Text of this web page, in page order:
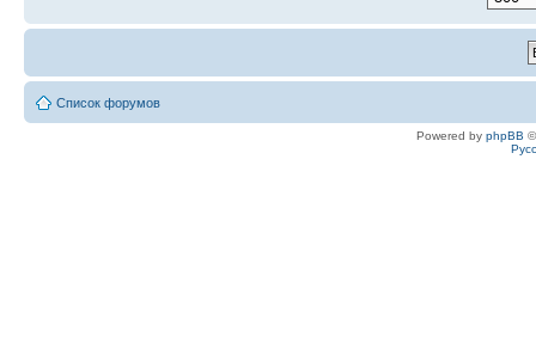
Список форумов
Powered by phpBB